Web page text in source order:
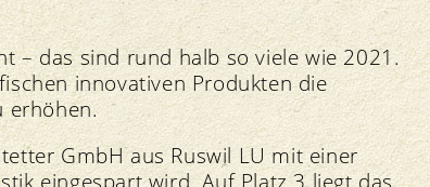
– das sind rund halb so viele wie 2021.
innovativen Produkten die
erhöhen.
GmbH aus Ruswil LU mit einer